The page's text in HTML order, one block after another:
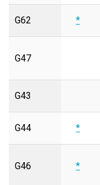
G62 *
G47
G43
G44 *
G46 *